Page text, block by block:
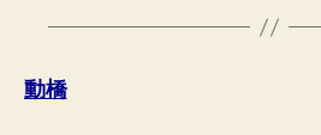
動橋